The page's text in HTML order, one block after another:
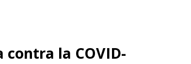
contra la COVID-